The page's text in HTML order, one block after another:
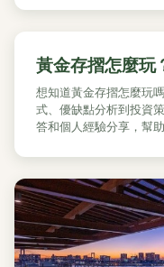
黃金存摺怎麼玩
想知道黃金存摺怎麼玩
式、優缺點分析到投資
答和個人經驗分享，幫